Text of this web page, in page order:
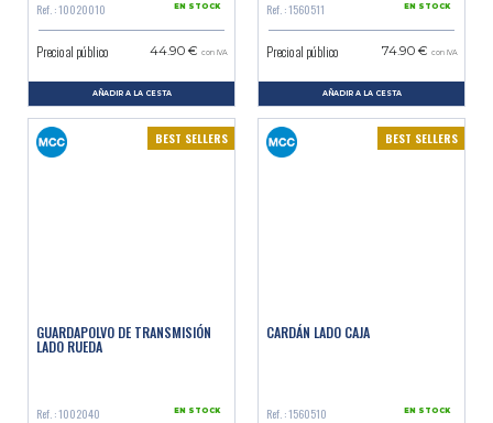
Ref. : 10020010 EN STOCK
Precio al público 44.90 € con IVA
AÑADIR A LA CESTA
Ref. : 1560511 EN STOCK
Precio al público 74.90 € con IVA
AÑADIR A LA CESTA
BEST SELLERS
GUARDAPOLVO DE TRANSMISIÓN
LADO RUEDA
Ref. : 1002040 EN STOCK
BEST SELLERS
CARDÁN LADO CAJA
Ref. : 1560510 EN STOCK